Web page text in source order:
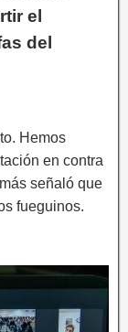
el
del
Hemos
en contra
señaló que
fueguinos.